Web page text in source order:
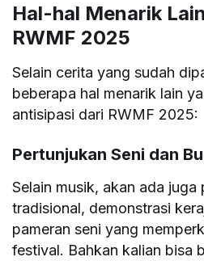
Hal-hal Menarik
RWMF 2025
Selain cerita yang sudah
beberapa hal menarik lain
antisipasi dari RWMF 2025:
Pertunjukan Seni dan
Selain musik, akan ada juga
tradisional, demonstrasi
pameran seni yang
festival. Bahkan kalian bisa